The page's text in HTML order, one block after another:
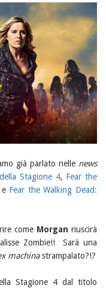
già parlato nelle news
Stagione 4, Fear the
e Fear the Walking Dead:
come Morgan riuscirà
Zombie!! Sarà una
machinastrampalato?!?
Stagione 4 dal titolo